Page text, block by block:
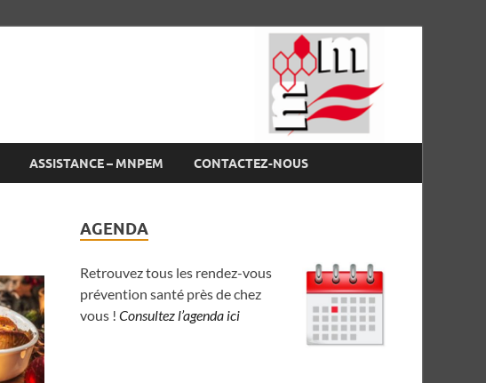
ASSISTANCE – MNPEM CONTACTEZ-NOUS
AGENDA
Retrouvez tous les rendez-vous
prévention santé près de chez
vous !Consultez l’agenda ici